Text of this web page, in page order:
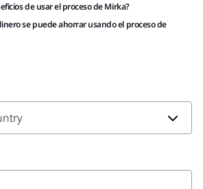
de usar el proceso de Mirka?
se puede ahorrar usando el proceso de